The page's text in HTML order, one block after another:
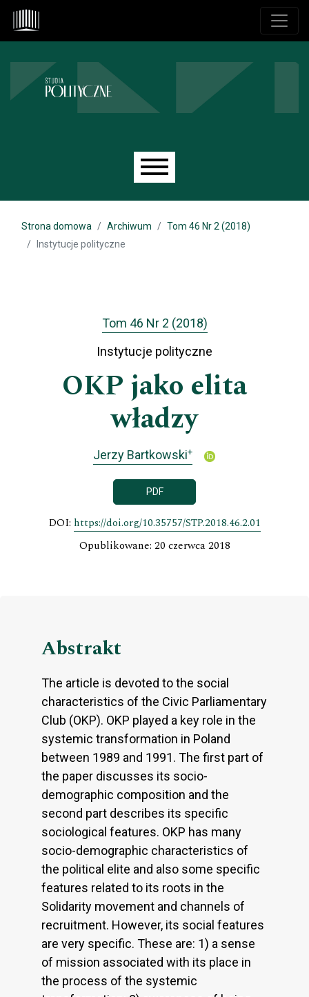
Przejdź do głównego menu
Przejdź do sekcji głównej
Przejdź do stopki
Main menu
Strona domowa Archiwum
Tom 46 Nr 2 (2018)
Instytucje polityczne
Tom 46 Nr 2 (2018)
Instytucje polityczne
OKP jako elita
władzy
Jerzy Bartkowski+
PDF
DOI: https://doi.org/10.35757/STP.2018.46.2.01
Opublikowane: 20 czerwca 2018
Abstrakt
The article is devoted to the social
characteristics of the Civic Parliamentary
Club (OKP). OKP played a key role in the
systemic transformation in Poland
between 1989 and 1991. The first part of
the paper discusses its socio-
demographic composition and the
second part describes its specific
sociological features. OKP has many
socio-demographic characteristics of
the political elite and also some specific
features related to its roots in the
Solidarity movement and channels of
recruitment. However, its social features
are very specific. These are: 1) a sense
of mission associated with its place in
the process of the systemic